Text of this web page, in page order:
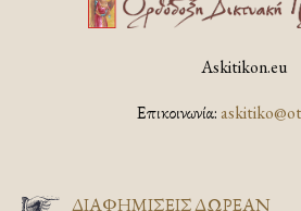
Askitikon.eu
Επικοινωνία:
ΔΙΑΦΗΜΊΣΕΙΣ ΔΩΡΕΆΝ